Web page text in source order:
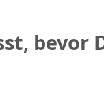
bevor